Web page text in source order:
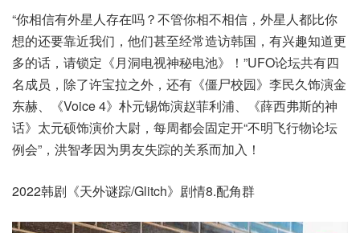
“你相信有外星人存在吗？不管你相不相信，外星人都比你
想的还要靠近我们，他们甚至经常造访韩国，有兴趣知道更
多的话，请锁定《月洞电视神秘电池》！”UFO论坛共有四
名成员，除了许宝拉之外，还有《僵尸校园》李民久饰演金
东赫、《Voice 4》朴元锡饰演赵菲利浦、《薛西弗斯的神
话》太元硕饰演价大尉，每周都会固定开“不明飞行物论坛
例会”，洪智孝因为男友失踪的关系而加入！
2022韩剧《天外谜踪/Glitch》剧情8.配角群